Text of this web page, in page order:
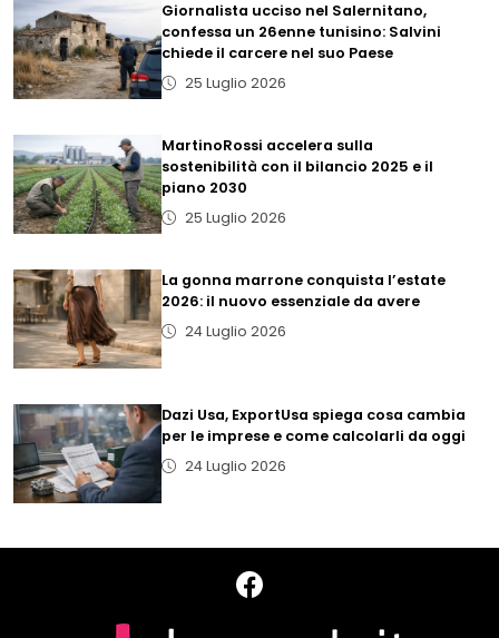
Giornalista ucciso nel Salernitano,
confessa un 26enne tunisino: Salvini
chiede il carcere nel suo Paese
25 Luglio 2026
MartinoRossi accelera sulla
sostenibilità con il bilancio 2025 e il
piano 2030
25 Luglio 2026
La gonna marrone conquista l’estate
2026: il nuovo essenziale da avere
24 Luglio 2026
Dazi Usa, ExportUsa spiega cosa cambia
per le imprese e come calcolarli da oggi
24 Luglio 2026